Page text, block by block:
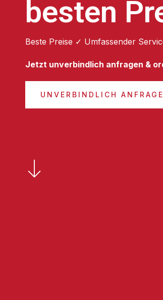
besten
Beste Preise ✓ Umfassender
Jetzt unverbindlich anfragen &
UNVERBINDLICH